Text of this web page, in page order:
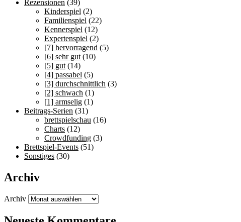
Rezensionen (39)
Kinderspiel (2)
Familienspiel (22)
Kennerspiel (12)
Expertenspiel (2)
[7] hervorragend (5)
[6] sehr gut (10)
[5] gut (14)
[4] passabel (5)
[3] durchschnittlich (3)
[2] schwach (1)
[1] armselig (1)
Beitrags-Serien (31)
brettspielschau (16)
Charts (12)
Crowdfunding (3)
Brettspiel-Events (51)
Sonstiges (30)
Archiv
Archiv